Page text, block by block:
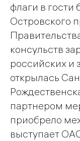
флаги в гости
Островского
консульств
российских и
открылась
партнером
приобрело
выступает